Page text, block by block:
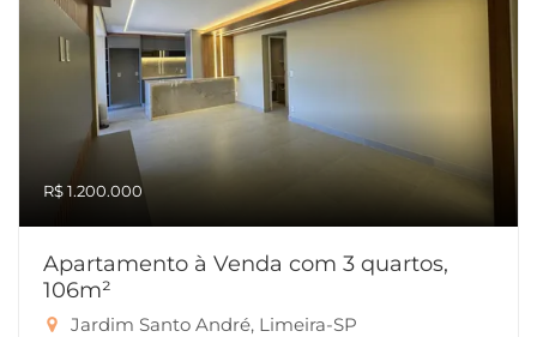
R$ 1.200.000
Apartamento à Venda com 3 quartos,
106m²
Jardim Santo André, Limeira-SP